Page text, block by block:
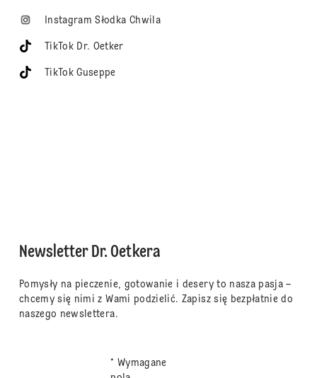
Instagram Słodka Chwila
TikTok Dr. Oetker
TikTok Guseppe
Newsletter Dr. Oetkera
Pomysły na pieczenie, gotowanie i desery to nasza pasja –
chcemy się nimi z Wami podzielić. Zapisz się bezpłatnie do
naszego newslettera.
* Wymagane